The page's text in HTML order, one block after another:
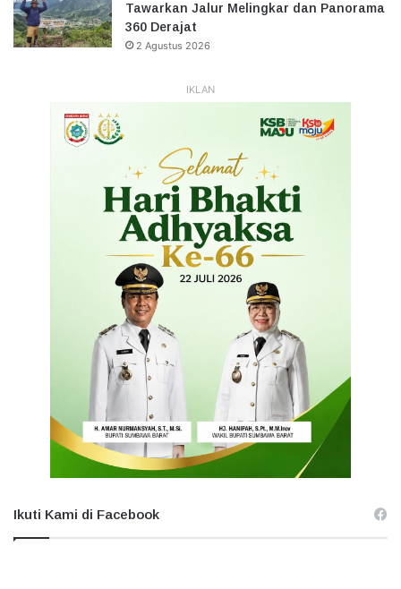
Tawarkan Jalur Melingkar dan Panorama
360 Derajat
2 Agustus 2026
IKLAN
Ikuti Kami di Facebook